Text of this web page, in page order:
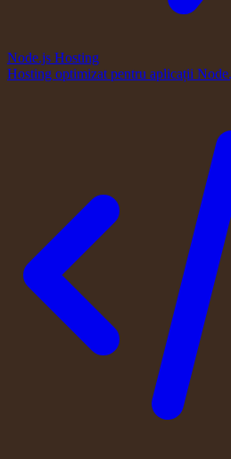
Node.js Hosting
Hosting optimizat pentru aplicații